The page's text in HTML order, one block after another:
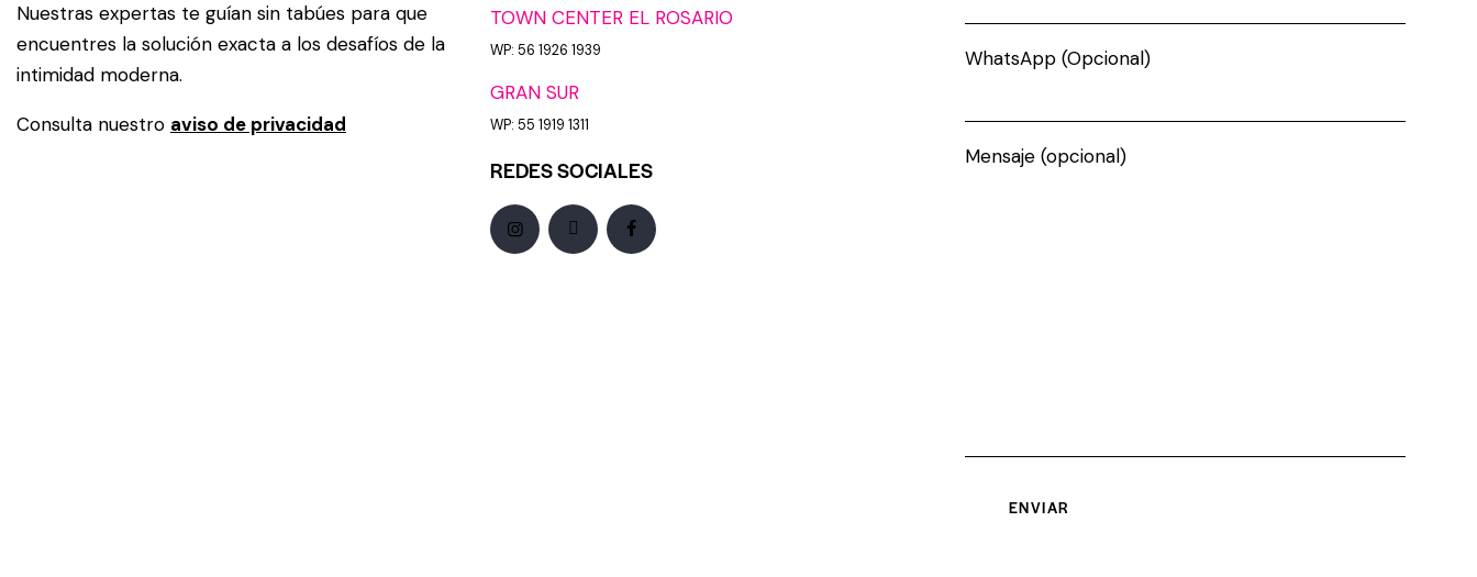
Nuestras expertas te guían sin tabúes para que
encuentres la solución exacta a los desafíos de la
intimidad moderna.
Consulta nuestro aviso de privacidad
TOWN CENTER EL ROSARIO
WP: 56 1926 1939
GRAN SUR
WP: 55 1919 1311
REDES SOCIALES
WhatsApp (Opcional)
Mensaje (opcional)